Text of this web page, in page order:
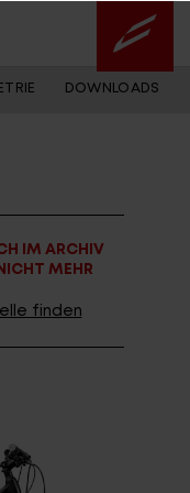
DOWNLOADS
IM ARCHIV
MEHR
finden